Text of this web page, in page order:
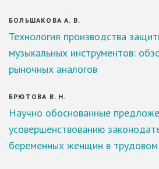
БОЛЬШАКОВА А. В.
Технология производства
музыкальных инструментов:
рыночных аналогов
БРЮТОВА В. Н.
Научно обоснованные
усовершенствованию
беременных женщин в трудовом